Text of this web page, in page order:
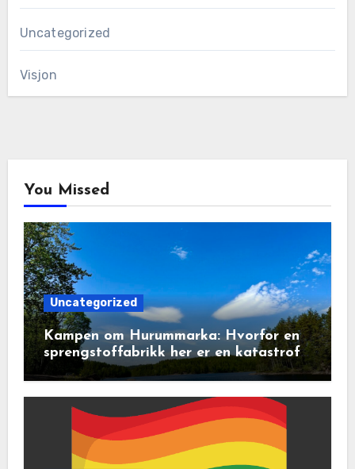
Uncategorized
Visjon
You Missed
Uncategorized
Kampen om Hurummarka: Hvorfor en
sprengstoffabrikk her er en katastrofe
for natur og lokalsamfunn